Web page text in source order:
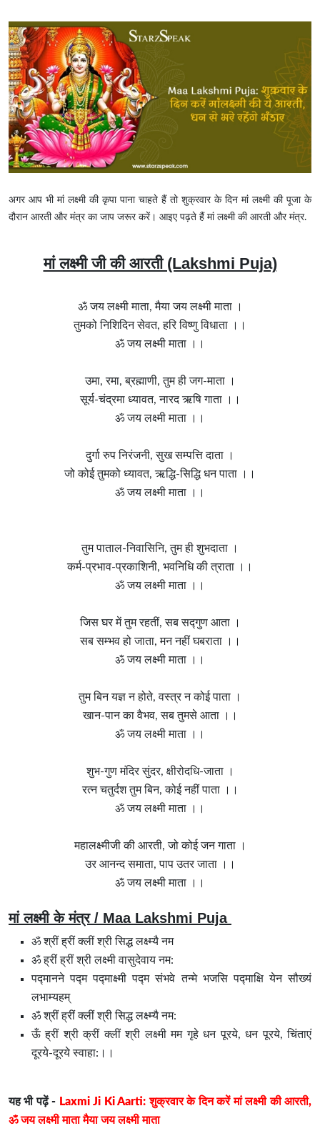
अगर आप भी मां लक्ष्मी की कृपा पाना चाहते हैं तो शुक्रवार के दिन मां लक्ष्मी की पूजा के
दौरान आरती और मंत्र का जाप जरूर करें। आइए पढ़ते हैं मां लक्ष्मी की आरती और मंत्र.
मां लक्ष्मी जी की आरती (Lakshmi Puja)
ॐ जय लक्ष्मी माता, मैया जय लक्ष्मी माता ।
तुमको निशिदिन सेवत, हरि विष्णु विधाता ।।
ॐ जय लक्ष्मी माता ।।
उमा, रमा, ब्रह्माणी, तुम ही जग-माता ।
सूर्य-चंद्रमा ध्यावत, नारद ऋषि गाता ।।
ॐ जय लक्ष्मी माता ।।
दुर्गा रुप निरंजनी, सुख सम्पत्ति दाता ।
जो कोई तुमको ध्यावत, ऋद्धि-सिद्धि धन पाता ।।
ॐ जय लक्ष्मी माता ।।
तुम पाताल-निवासिनि, तुम ही शुभदाता ।
कर्म-प्रभाव-प्रकाशिनी, भवनिधि की त्राता ।।
ॐ जय लक्ष्मी माता ।।
जिस घर में तुम रहतीं, सब सद्गुण आता ।
सब सम्भव हो जाता, मन नहीं घबराता ।।
ॐ जय लक्ष्मी माता ।।
तुम बिन यज्ञ न होते, वस्त्र न कोई पाता ।
खान-पान का वैभव, सब तुमसे आता ।।
ॐ जय लक्ष्मी माता ।।
शुभ-गुण मंदिर सुंदर, क्षीरोदधि-जाता ।
रत्न चतुर्दश तुम बिन, कोई नहीं पाता ।।
ॐ जय लक्ष्मी माता ।।
महालक्ष्मीजी की आरती, जो कोई जन गाता ।
उर आनन्द समाता, पाप उतर जाता ।।
ॐ जय लक्ष्मी माता ।।
मां लक्ष्मी के मंत्र / Maa Lakshmi Puja
ॐ श्रीं ह्रीं क्लीं श्री सिद्ध लक्ष्म्यै नम
ॐ ह्रीं ह्रीं श्री लक्ष्मी वासुदेवाय नम:
पद्मानने पद्म पद्माक्ष्मी पद्म संभवे तन्मे भजसि पद्माक्षि येन सौख्यं
लभाम्यहम्
ॐ श्रीं ह्रीं क्लीं श्री सिद्ध लक्ष्म्यै नम:
ऊँ ह्रीं श्री क्रीं क्लीं श्री लक्ष्मी मम गृहे धन पूरये, धन पूरये, चिंताएं
दूरये-दूरये स्वाहा:।।
यह भी पढ़ें - Laxmi Ji Ki Aarti: शुक्रवार के दिन करें मां लक्ष्मी की आरती,
ॐ जय लक्ष्मी माता मैया जय लक्ष्मी माता